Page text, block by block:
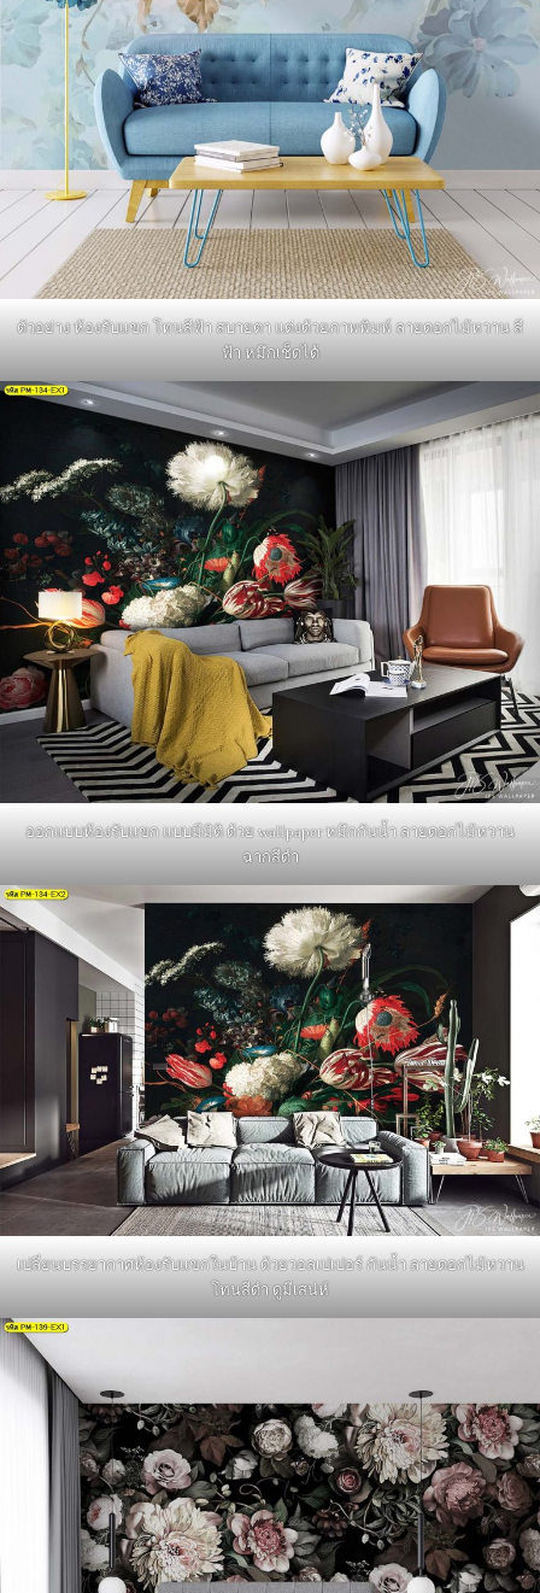
ตัวอย่าง ห้องรับแขก โทนสีฟ้า สบายตา แต่งด้วยภาพพิมพ์ ลายดอกไม้หวาน สี
ฟ้า หมึกเช็ดได้
ออกแบบห้องรับแขก แบบมีมิติ ด้วย wallpaper หมึกกันน้ำ ลายดอกไม้หวาน
ฉากสีดำ
เปลี่ยนบรรยากาศห้องรับแขกในบ้าน ด้วยวอลเปเปอร์ กันน้ำ ลายดอกไม้หวาน
โทนสีดำ ดูมีเสน่ห์